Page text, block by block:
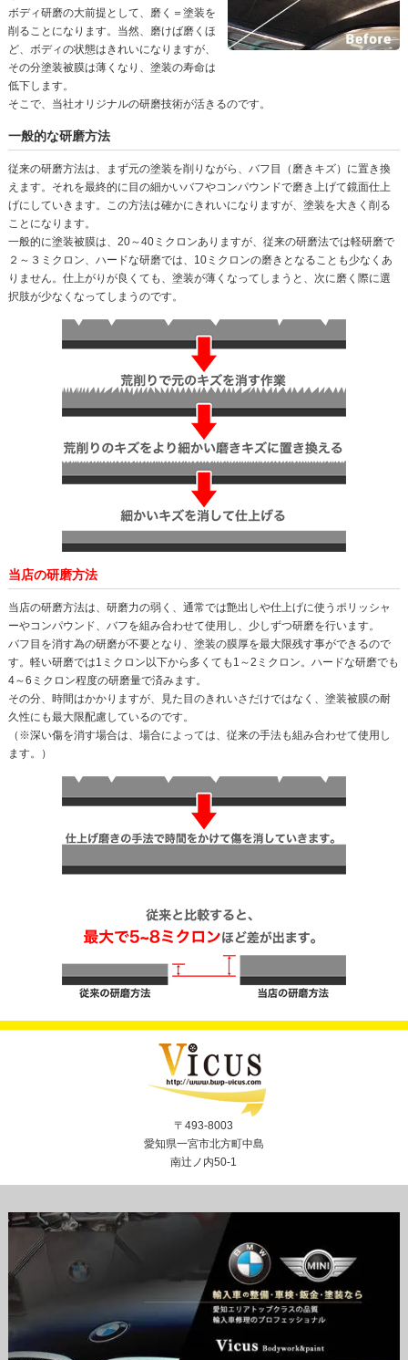
ボディ研磨の大前提として、磨く＝塗装を
削ることになります。当然、磨けば磨くほ
ど、ボディの状態はきれいになりますが、
その分塗装被膜は薄くなり、塗装の寿命は
低下します。
そこで、当社オリジナルの研磨技術が活きるのです。
一般的な研磨方法
従来の研磨方法は、まず元の塗装を削りながら、バフ目（磨きキズ）に置き換
えます。それを最終的に目の細かいバフやコンパウンドで磨き上げて鏡面仕上
げにしていきます。この方法は確かにきれいになりますが、塗装を大きく削る
ことになります。
一般的に塗装被膜は、20～40ミクロンありますが、従来の研磨法では軽研磨で
２～３ミクロン、ハードな研磨では、10ミクロンの磨きとなることも少なくあ
りません。仕上がりが良くても、塗装が薄くなってしまうと、次に磨く際に選
択肢が少なくなってしまうのです。
当店の研磨方法
当店の研磨方法は、研磨力の弱く、通常では艶出しや仕上げに使うポリッシャ
ーやコンパウンド、バフを組み合わせて使用し、少しずつ研磨を行います。
バフ目を消す為の研磨が不要となり、塗装の膜厚を最大限残す事ができるので
す。軽い研磨では1ミクロン以下から多くても1～2ミクロン。ハードな研磨でも
4～6ミクロン程度の研磨量で済みます。
その分、時間はかかりますが、見た目のきれいさだけではなく、塗装被膜の耐
久性にも最大限配慮しているのです。
（※深い傷を消す場合は、場合によっては、従来の手法も組み合わせて使用し
ます。）
〒493-8003
愛知県一宮市北方町中島
南辻ノ内50-1